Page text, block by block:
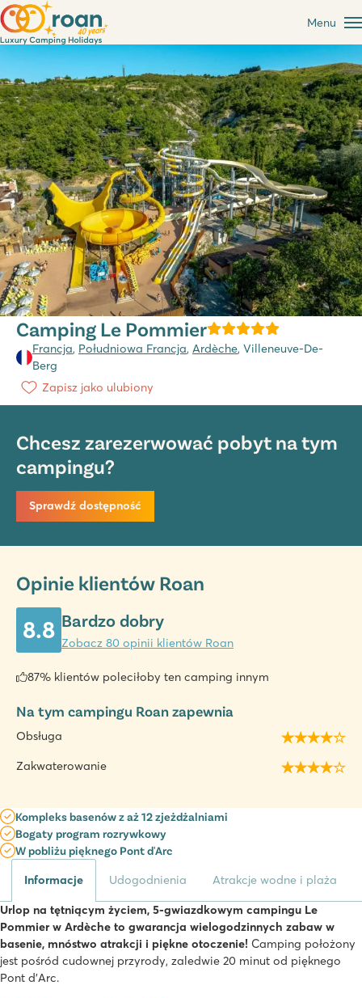
Menu
Camping Le Pommier
Francja, Południowa Francja, Ardèche, Villeneuve-De-
Berg
Zapisz jako ulubiony
Chcesz zarezerwować pobyt na tym
campingu?
Sprawdź dostępność
Opinie klientów Roan
8.8 Bardzo dobry
Zobacz 80 opinii klientów Roan
87% klientów poleciłoby ten camping innym
Na tym campingu Roan zapewnia
Obsługa
Zakwaterowanie
Kompleks basenów z aż 12 zjeżdżalniami
Bogaty program rozrywkowy
W pobliżu pięknego Pont d'Arc
Informacje Udogodnienia Atrakcje wodne i plaża
Urlop na tętniącym życiem, 5-gwiazdkowym campingu Le
Pommier w Ardèche to gwarancja wielogodzinnych zabaw w
basenie, mnóstwo atrakcji i piękne otoczenie! Camping położony
jest pośród cudownej przyrody, zaledwie 20 minut od pięknego
Pont d'Arc.